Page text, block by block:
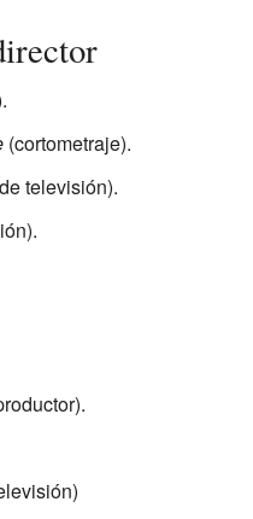
(cortometraje).
televisión).